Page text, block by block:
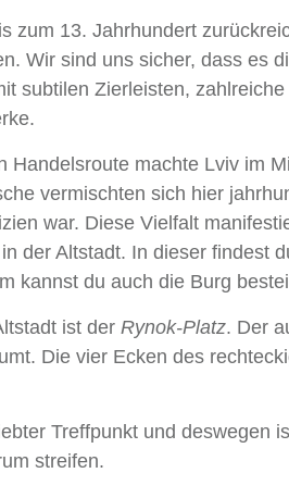
zum 13. Jahrhundert
Wir sind uns sicher, dass es
subtilen Zierleisten,
Handelsroute machte Lviv im
vermischten sich hier
war. Diese Vielfalt
der Altstadt. In dieser findest
kannst du auch die Burg
ist der Rynok-Platz. Der
Die vier Ecken des
Treffpunkt und deswegen
streifen.